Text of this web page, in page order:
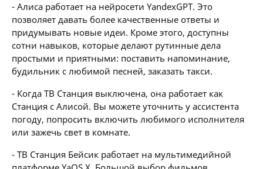
- Алиса работает на нейросети YandexGPT. Это
позволяет давать более качественные ответы и
придумывать новые идеи. Кроме этого, доступны
сотни навыков, которые делают рутинные дела
простыми и приятными: поставить напоминание,
будильник с любимой песней, заказать такси.
- Когда ТВ Станция выключена, она работает как
Станция с Алисой. Вы можете уточнить у ассистента
погоду, попросить включить любимого исполнителя
или зажечь свет в комнате.
- ТВ Станция Бейсик работает на мультимедийной